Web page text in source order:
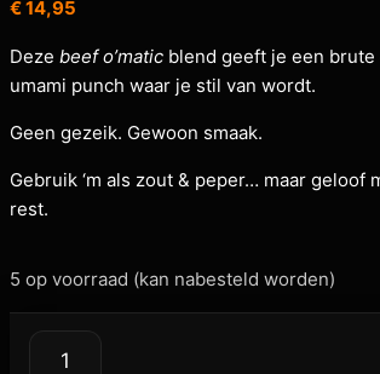
gebaseerd
waardering
€14,95
Deze beef o’matic blend geeft je een
umami punch waar je stil van wordt.
Geen gezeik. Gewoon smaak.
Gebruik ‘m als zout & peper… maar geloof
rest.
5 op voorraad (kan nabesteld worden)